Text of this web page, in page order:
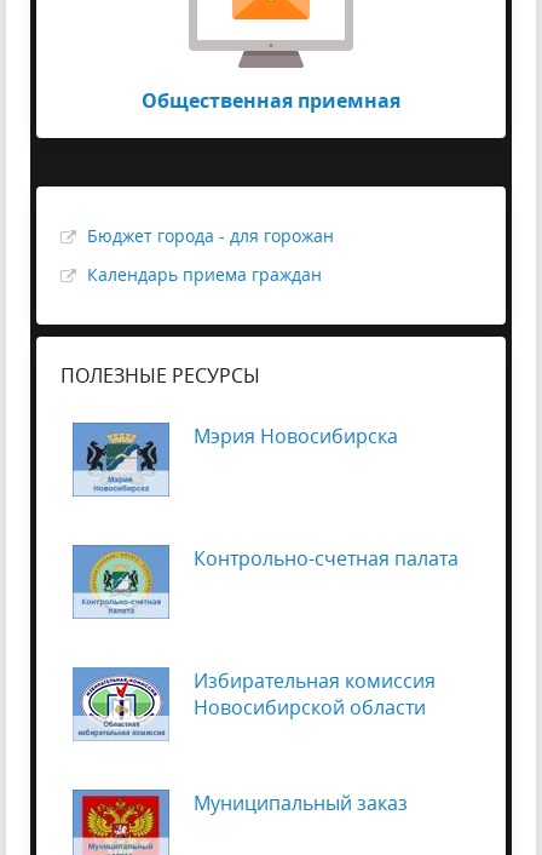
Общественная приемная
Бюджет города - для горожан
Календарь приема граждан
ПОЛЕЗНЫЕ РЕСУРСЫ
Мэрия Новосибирска
Контрольно-счетная палата
Избирательная комиссия
Новосибирской области
Муниципальный заказ